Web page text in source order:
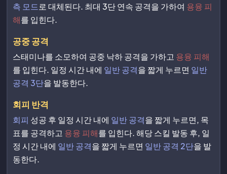
측 모드 로 대체된다. 최대 3단 연속 공격을 가하여 용융 피
해를 입힌다.
공중 공격
스태미나를 소모하여 공중 낙하 공격을 가하고 용융 피해
를 입힌다. 일정 시간 내에 일반 공격을 짧게 누르면 일반
공격 3단을 발동한다.
회피 반격
회피 성공 후 일정 시간 내에 일반 공격을 짧게 누르면, 목
표를 공격하고 용융 피해를 입힌다. 해당 스킬 발동 후, 일
정 시간 내에 일반 공격을 짧게 누르면 일반 공격 2단을 발
동한다.